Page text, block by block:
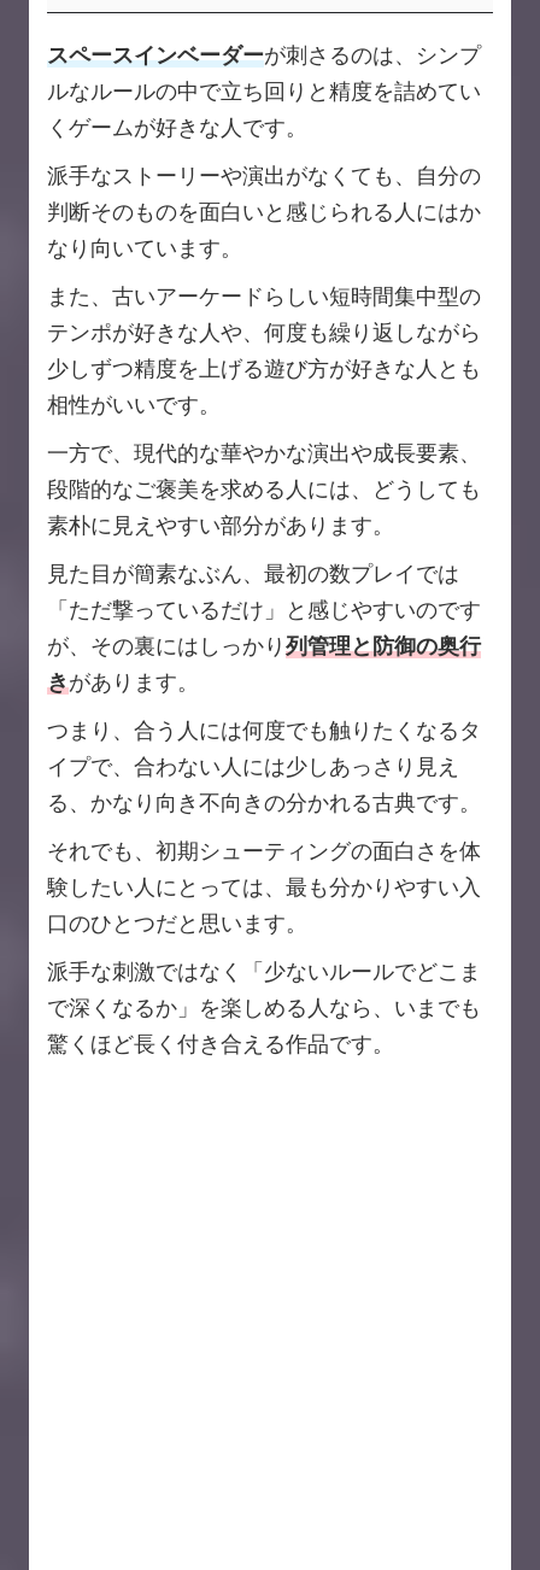
スペースインベーダーが刺さるのは、シンプ
ルなルールの中で立ち回りと精度を詰めてい
くゲームが好きな人です。
派手なストーリーや演出がなくても、自分の
判断そのものを面白いと感じられる人にはか
なり向いています。
また、古いアーケードらしい短時間集中型の
テンポが好きな人や、何度も繰り返しながら
少しずつ精度を上げる遊び方が好きな人とも
相性がいいです。
一方で、現代的な華やかな演出や成長要素、
段階的なご褒美を求める人には、どうしても
素朴に見えやすい部分があります。
見た目が簡素なぶん、最初の数プレイでは
「ただ撃っているだけ」と感じやすいのです
が、その裏にはしっかり列管理と防御の奥行
きがあります。
つまり、合う人には何度でも触りたくなるタ
イプで、合わない人には少しあっさり見え
る、かなり向き不向きの分かれる古典です。
それでも、初期シューティングの面白さを体
験したい人にとっては、最も分かりやすい入
口のひとつだと思います。
派手な刺激ではなく「少ないルールでどこま
で深くなるか」を楽しめる人なら、いまでも
驚くほど長く付き合える作品です。